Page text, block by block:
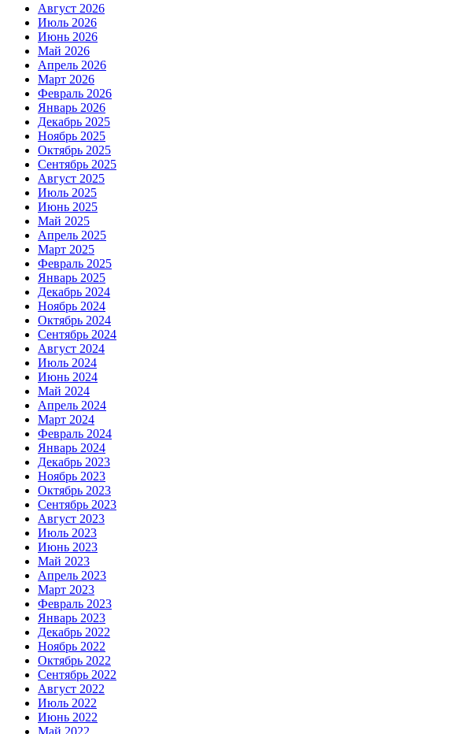
Август 2026
Июль 2026
Июнь 2026
Май 2026
Апрель 2026
Март 2026
Февраль 2026
Январь 2026
Декабрь 2025
Ноябрь 2025
Октябрь 2025
Сентябрь 2025
Август 2025
Июль 2025
Июнь 2025
Май 2025
Апрель 2025
Март 2025
Февраль 2025
Январь 2025
Декабрь 2024
Ноябрь 2024
Октябрь 2024
Сентябрь 2024
Август 2024
Июль 2024
Июнь 2024
Май 2024
Апрель 2024
Март 2024
Февраль 2024
Январь 2024
Декабрь 2023
Ноябрь 2023
Октябрь 2023
Сентябрь 2023
Август 2023
Июль 2023
Июнь 2023
Май 2023
Апрель 2023
Март 2023
Февраль 2023
Январь 2023
Декабрь 2022
Ноябрь 2022
Октябрь 2022
Сентябрь 2022
Август 2022
Июль 2022
Июнь 2022
Май 2022